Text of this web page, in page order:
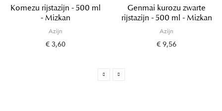
Komezu rijstazijn - 500 ml
- Mizkan
Azijn
€ 3,60
Genmai kurozu zwarte
rijstazijn - 500 ml - Mizkan
Azijn
€ 9,56